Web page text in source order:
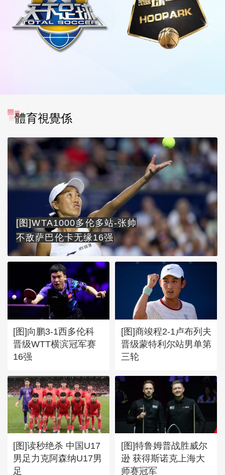
體育視覺係
[图]WTA1000多伦多站-张帅
不敌萨巴伦卡无缘16强
[图]向鹏3-1西多伦科
晋级WTT横滨冠军赛
16强
[图]商竣程2-1卢布列夫
晋级蒙特利尔站男单第
三轮
[图]读秒绝杀 中国U17
男足力克阿森纳U17男
足
[图]特鲁姆普战胜威尔
逊 获得斯诺克上海大
师赛冠军